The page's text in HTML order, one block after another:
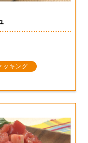
ッキング